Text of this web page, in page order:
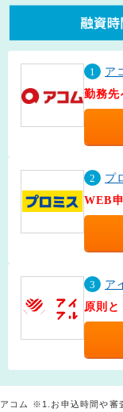
1
ア
勤務先
2
プ
WEB
3
ア
原則と
アコム ※1.お申込時間や審